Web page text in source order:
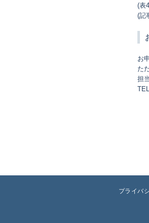
(表
(記
お
た
担
プライバ